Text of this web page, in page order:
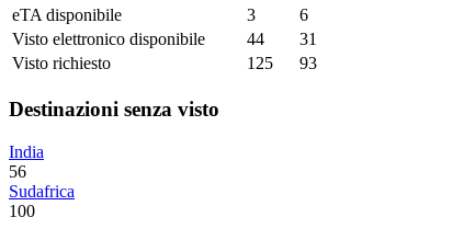
eTA disponibile
3
6
Visto elettronico disponibile
44
31
Visto richiesto
125 93
Destinazioni senza visto
India
56
Sudafrica
100